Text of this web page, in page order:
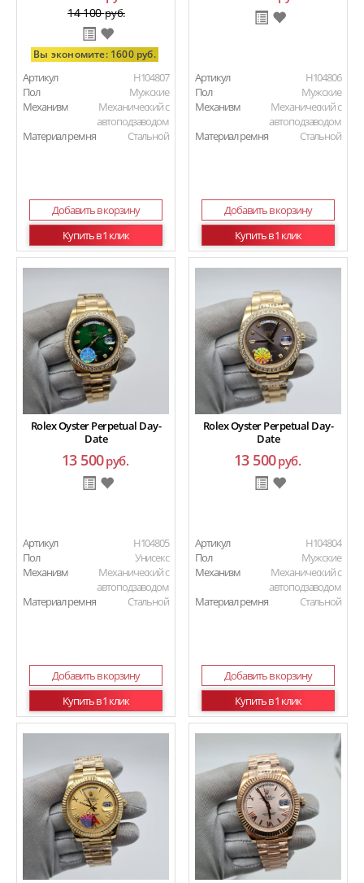
14 100руб.
Вы экономите: 1600 руб.
Артикул
H104807
Пол
Мужские
Механизм
Механический с
автоподзаводом
Материал ремня
Стальной
Добавить в корзину
Купить в 1 клик
Артикул
H104806
Пол
Мужские
Механизм
Механический с
автоподзаводом
Материал ремня
Стальной
Добавить в корзину
Купить в 1 клик
Rolex Oyster Perpetual Day-
Date
13 500руб.
Артикул
H104805
Пол
Унисекс
Механизм
Механический с
автоподзаводом
Материал ремня
Стальной
Добавить в корзину
Купить в 1 клик
Rolex Oyster Perpetual Day-
Date
13 500руб.
Артикул
H104804
Пол
Мужские
Механизм
Механический с
автоподзаводом
Материал ремня
Стальной
Добавить в корзину
Купить в 1 клик